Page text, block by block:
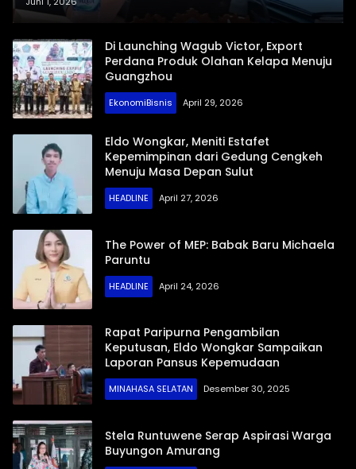
Aksi Nyata Era Digital
Di Launching Wagub Victor, Export
Perdana Produk Olahan Kelapa Menuju
Guangzhou
EkonomiBisnis April 29, 2026
Eldo Wongkar, Meniti Estafet
Kepemimpinan dari Gedung Cengkeh
Menuju Masa Depan Sulut
HEADLINE April 27, 2026
The Power of MEP: Babak Baru Michaela
Paruntu
HEADLINE April 24, 2026
Rapat Paripurna Pengambilan
Keputusan, Eldo Wongkar Sampaikan
Laporan Pansus Kepemudaan
MINAHASA SELATAN Desember 30, 2025
Stela Runtuwene Serap Aspirasi Warga
Buyungon Amurang